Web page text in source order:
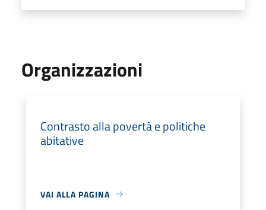
Organizzazioni
Contrasto alla povertà e politiche
abitative
VAI ALLA PAGINA